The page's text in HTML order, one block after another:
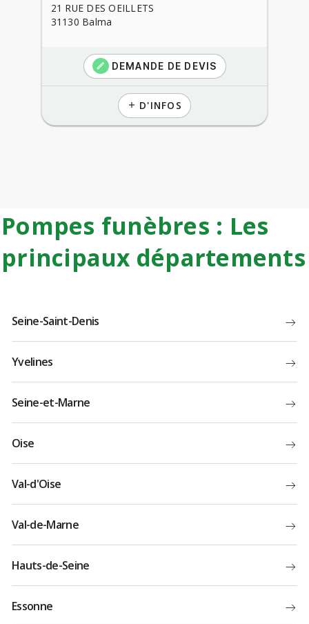
21 RUE DES OEILLETS
31130 Balma
create DEMANDE DE DEVIS
add D'INFOS
Pompes funèbres : Les
principaux départements
Seine-Saint-Denis
Yvelines
Seine-et-Marne
Oise
Val-d'Oise
Val-de-Marne
Hauts-de-Seine
Essonne